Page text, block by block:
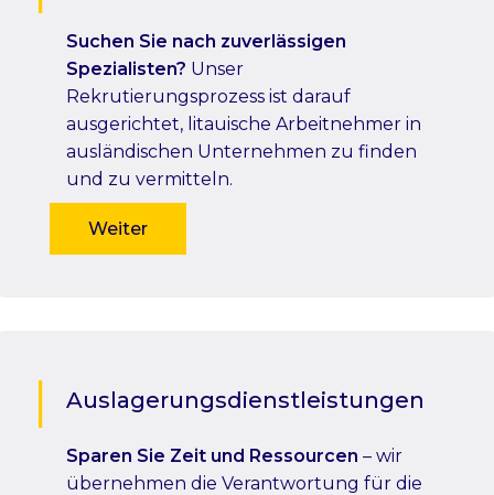
Suchen Sie nach zuverlässigen
Spezialisten? Unser
Rekrutierungsprozess ist darauf
ausgerichtet, litauische Arbeitnehmer in
ausländischen Unternehmen zu finden
und zu vermitteln.
Weiter
Auslagerungsdienstleistungen
Sparen Sie Zeit und Ressourcen – wir
übernehmen die Verantwortung für die